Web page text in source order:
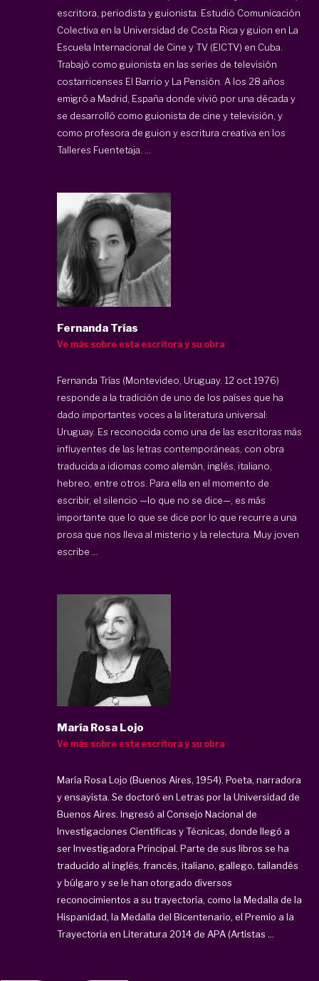
escritora, periodista y guionista. Estudió Comunicación
Colectiva en la Universidad de Costa Rica y guion en La
Escuela Internacional de Cine y TV (EICTV) en Cuba.
Trabajó como guionista en las series de televisión
costarricenses El Barrio y La Pensión. A los 28 años
emigró a Madrid, España donde vivió por una década y
se desarrolló como guionista de cine y televisión, y
como profesora de guion y escritura creativa en los
Talleres Fuentetaja. ...
Fernanda Trías
Ve más sobre esta escritora y su obra
Fernanda Trías (Montevideo, Uruguay. 12 oct 1976)
responde a la tradición de uno de los países que ha
dado importantes voces a la literatura universal:
Uruguay. Es reconocida como una de las escritoras más
influyentes de las letras contemporáneas, con obra
traducida a idiomas como alemán, inglés, italiano,
hebreo, entre otros. Para ella en el momento de
escribir, el silencio —lo que no se dice—, es más
importante que lo que se dice por lo que recurre a una
prosa que nos lleva al misterio y la relectura. Muy joven
escribe
María Rosa Lojo
Ve más sobre esta escritora y su obra
María Rosa Lojo (Buenos Aires, 1954). Poeta, narradora
y ensayista. Se doctoró en Letras por la Universidad de
Buenos Aires. Ingresó al Consejo Nacional de
Investigaciones Científicas y Técnicas, donde llegó a
ser Investigadora Principal. Parte de sus libros se ha
traducido al inglés, francés, italiano, gallego, tailandés
y búlgaro y se le han otorgado diversos
reconocimientos a su trayectoria, como la Medalla de la
Hispanidad, la Medalla del Bicentenario, el Premio a la
Trayectoria en Literatura 2014 de APA (Artistas ...